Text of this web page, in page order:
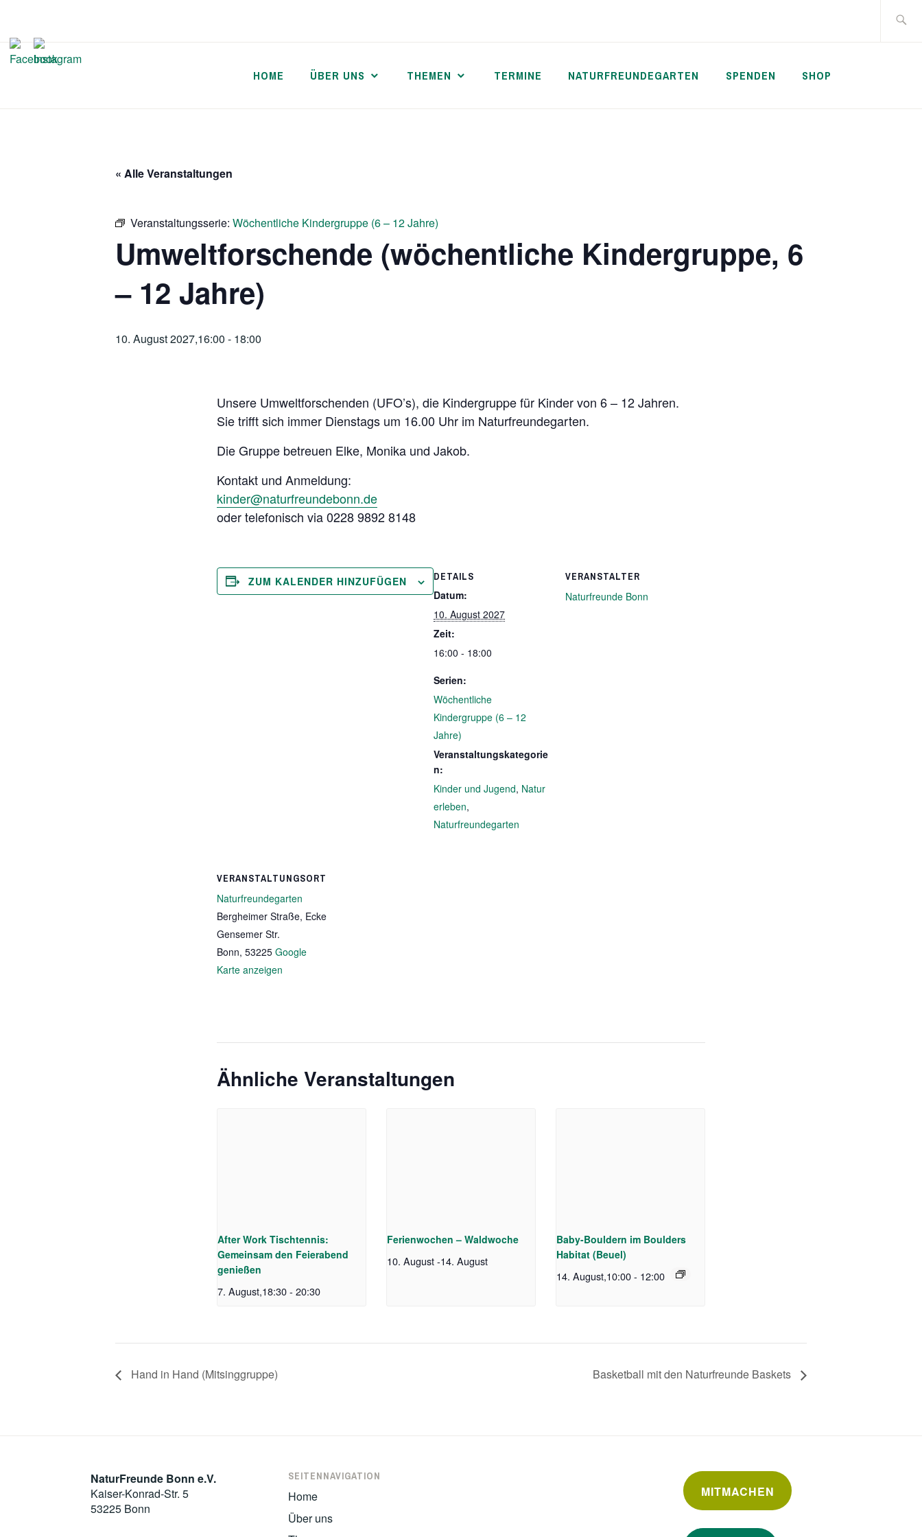
springen
nach:
HOME ÜBER UNS THEMEN TERMINE NATURFREUNDEGARTEN SPENDEN SHOP
« Alle Veranstaltungen
Veranstaltungsserie: Wöchentliche Kindergruppe (6 – 12 Jahre)
Umweltforschende (wöchentliche Kindergruppe, 6
– 12 Jahre)
10. August 2027,16:00 - 18:00
Unsere Umweltforschenden (UFO’s), die Kindergruppe für Kinder von 6 – 12 Jahren.
Sie trifft sich immer Dienstags um 16.00 Uhr im Naturfreundegarten.
Die Gruppe betreuen Elke, Monika und Jakob.
Kontakt und Anmeldung:
kinder@naturfreundebonn.de
oder telefonisch via 0228 9892 8148
ZUM KALENDER HINZUFÜGEN DETAILS
Datum:
10. August 2027
Zeit:
16:00 - 18:00
Serien:
Wöchentliche
Kindergruppe (6 – 12
Jahre)
Veranstaltungskategorie
n:
Kinder und Jugend, Natur
erleben,
Naturfreundegarten
VERANSTALTER
Naturfreunde Bonn
VERANSTALTUNGSORT
Naturfreundegarten
Bergheimer Straße, Ecke
Gensemer Str.
Bonn, 53225 Google
Karte anzeigen
Ähnliche Veranstaltungen
After Work Tischtennis:
Gemeinsam den Feierabend
genießen
7. August,18:30- 20:30
Ferienwochen – Waldwoche
10. August-14. August
Baby-Bouldern im Boulders
Habitat (Beuel)
14. August,10:00 - 12:00
Hand in Hand (Mitsinggruppe) Basketball mit den Naturfreunde Baskets
NaturFreunde Bonn e.V.
Kaiser-Konrad-Str. 5
53225 Bonn
SEITENNAVIGATION
Home
Über uns
MITMACHEN